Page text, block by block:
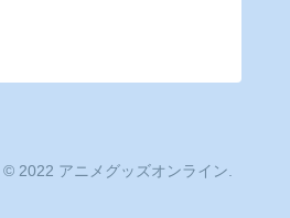
© 2022 アニメグッズオンライン.